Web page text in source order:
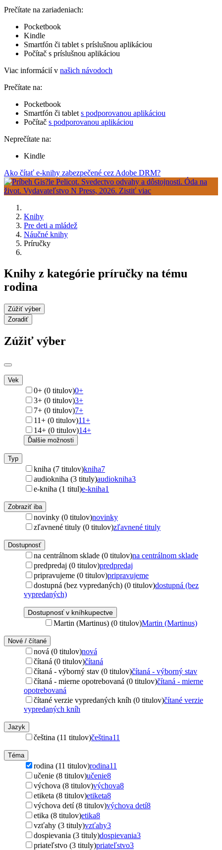
Prečítate na zariadeniach:
Pocketbook
Kindle
Smartfón či tablet s príslušnou aplikáciou
Počítač s príslušnou aplikáciou
Viac informácií v našich návodoch
Prečítate na:
Pocketbook
Smartfón či tablet s podporovanou aplikáciou
Počítač s podporovanou aplikáciou
Neprečítate na:
Kindle
Ako čítať e-knihy zabezpečené cez Adobe DRM?
Knihy
Pre deti a mládež
Náučné knihy
Príručky
Knihy z kategórie príručky na tému
rodina
Zúžiť výber
Zoradiť
Zúžiť výber
Vek
0+ (0 titulov)0+
3+ (0 titulov)3+
7+ (0 titulov)7+
11+ (0 titulov)11+
14+ (0 titulov)14+
Ďalšie možnosti
Typ
kniha (7 titulov)kniha7
audiokniha (3 tituly)audiokniha3
e-kniha (1 titul)e-kniha1
Zobraziť iba
novinky (0 titulov)novinky
zľavnené tituly (0 titulov)zľavnené tituly
Dostupnosť
na centrálnom sklade (0 titulov)na centrálnom sklade
predpredaj (0 titulov)predpredaj
pripravujeme (0 titulov)pripravujeme
dostupná (bez vypredaných) (0 titulov)dostupná (bez
vypredaných)
Dostupnosť v kníhkupectve
Martin (Martinus) (0 titulov)Martin (Martinus)
Nové / čítané
nová (0 titulov)nová
čítaná (0 titulov)čítaná
čítaná - výborný stav (0 titulov)čítaná - výborný stav
čítaná - mierne opotrebovaná (0 titulov)čítaná - mierne
opotrebovaná
čítané verzie vypredaných kníh (0 titulov)čítané verzie
vypredaných kníh
Jazyk
čeština (11 titulov)čeština11
Téma
rodina (11 titulov)rodina11
učenie (8 titulov)učenie8
výchova (8 titulov)výchova8
etiketa (8 titulov)etiketa8
výchova detí (8 titulov)výchova detí8
etika (8 titulov)etika8
vzťahy (3 tituly)vzťahy3
dospievania (3 tituly)dospievania3
priateľstvo (3 tituly)priateľstvo3